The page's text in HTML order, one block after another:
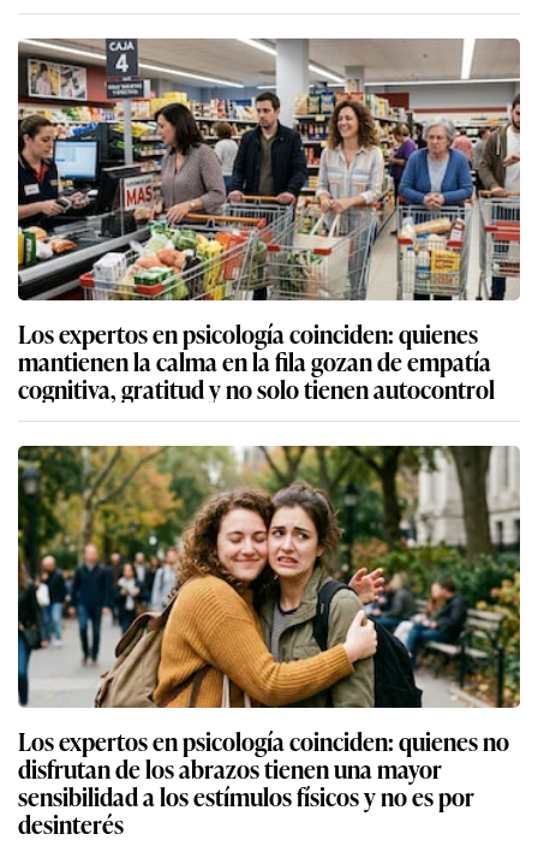
Los expertos en psicología coinciden: quienes
mantienen la calma en la fila gozan de empatía
cognitiva, gratitud y no solo tienen autocontrol
Los expertos en psicología coinciden: quienes no
disfrutan de los abrazos tienen una mayor
sensibilidad a los estímulos físicos y no es por
desinterés